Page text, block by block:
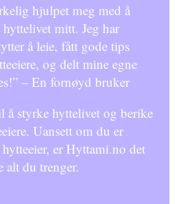
hjulpet meg med å
mitt. Jeg har
å leie, fått gode tips
og delt mine egne
– En fornøyd bruker
å styrke hyttelivet og berike
Uansett om du er
er Hyttami.no det
alt du trenger.